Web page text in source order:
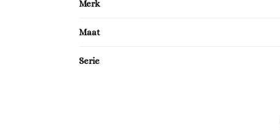
Merk
Maat
Serie